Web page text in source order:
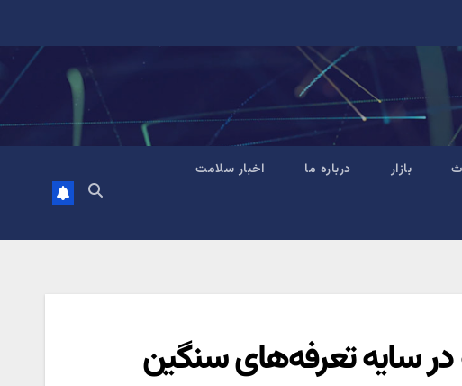
بازار درباره ما اخبار سلامت
سایه تعرفه‌های سنگین